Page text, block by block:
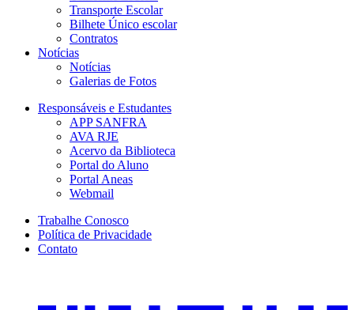
Transporte Escolar
Bilhete Único escolar
Contratos
Notícias
Notícias
Galerias de Fotos
Responsáveis e Estudantes
APP SANFRA
AVA RJE
Acervo da Biblioteca
Portal do Aluno
Portal Aneas
Webmail
Trabalhe Conosco
Política de Privacidade
Contato